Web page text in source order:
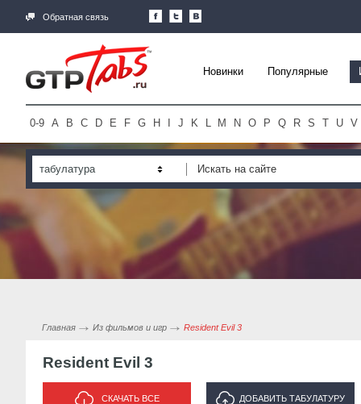
Обратная связь
Новинки Популярные
0-9 A B C D E F G H J K L M N O P Q R S T U V
табулатура
Главная Из фильмов и игр Resident Evil 3
Resident Evil 3
СКАЧАТЬ ВСЕ ДОБАВИТЬ ТАБУЛАТУРУ